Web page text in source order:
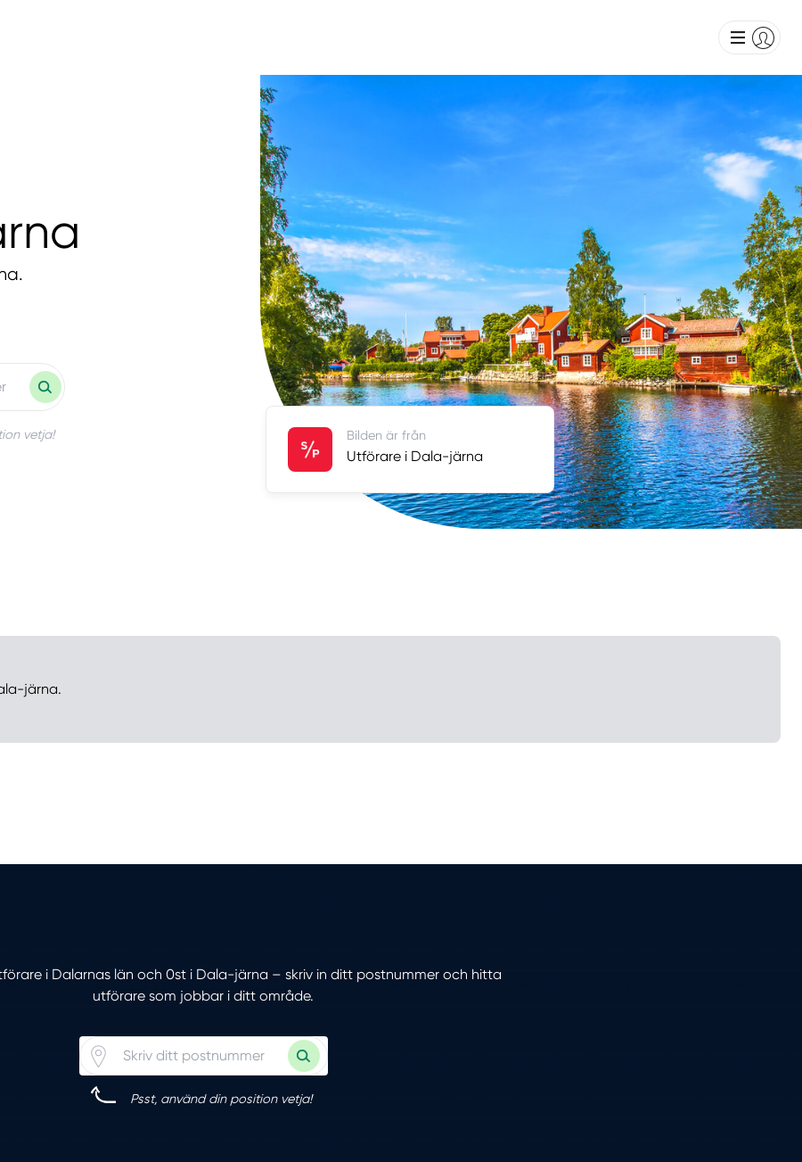
vetja! Bilden är från
Utförare i Dala-järna
järna.
i Dalarnas län och 0st i Dala-järna – skriv in ditt postnummer och hitta
utförare som jobbar i ditt område.
Psst, använd din position vetja!